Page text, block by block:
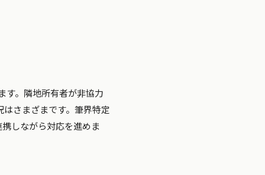
す。隣地所有者が非協力
さまざまです。筆界特定
しながら対応を進めま